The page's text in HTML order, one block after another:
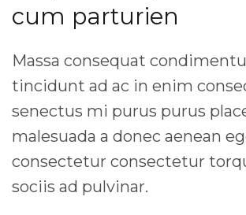
cum parturien
Massa consequat
tincidunt ad ac in enim
senectus mi purus purus
malesuada a donec aenean
consectetur consectetur
sociis ad pulvinar.